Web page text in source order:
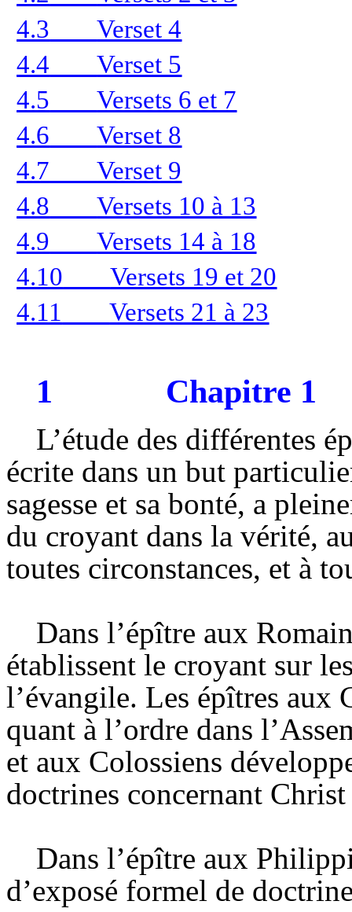
4.3
Verset 4
4.4
Verset 5
4.5
Versets 6 et 7
4.6
Verset 8
4.7
Verset 9
4.8
Versets 10 à 13
4.9
Versets 14 à 18
4.10
Versets 19 et 20
4.11
Versets 21 à 23
1 Chapitre 1
L’étude des différentes
écrite dans un but
sagesse et sa bonté, a
du croyant dans la vérité,
toutes circonstances, et à
Dans l’épître aux
établissent le croyant sur
l’évangile. Les épîtres aux
quant à l’ordre dans
et aux Colossiens
doctrines concernant
Dans l’épître aux
d’exposé formel de